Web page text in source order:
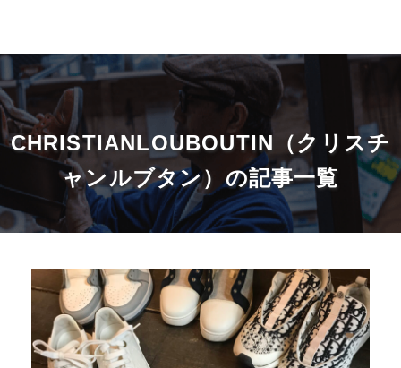
CHRISTIANLOUBOUTIN（クリスチ
ャンルブタン）の記事一覧